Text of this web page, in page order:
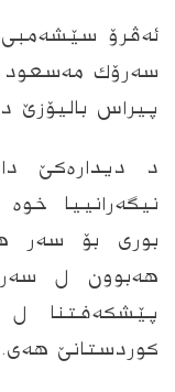
سەرۆك مەسعود
پیراس بالیۆزێ
د دیدارەكێ
نیگەرانییا
بورى بۆ سەر
هەبوون ل
پێشكەفتنا
كوردستانێ هه‌ى.